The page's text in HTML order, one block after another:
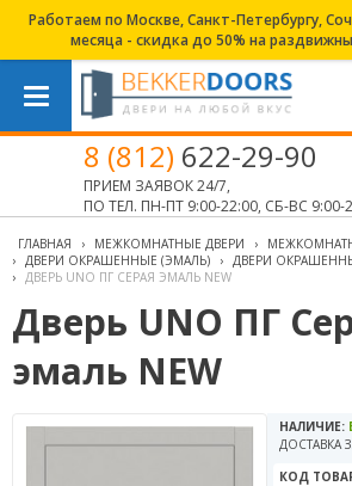
Работаем по Москве, Санкт-Петербургу,
месяца - скидка до 50% на
8 (812) 622-29-90
ПРИЕМ ЗАЯВОК 24/7,
ПО ТЕЛ. ПН-ПТ 9:00-22:00, СБ-ВС 9:00-
ГЛАВНАЯ › МЕЖКОМНАТНЫЕ ДВЕРИ ›
› ДВЕРИ ОКРАШЕННЫЕ (ЭМАЛЬ) › ДВЕРИ
› ДВЕРЬ UNO ПГ СЕРАЯ ЭМАЛЬ NEW
Дверь UNO ПГ
эмаль NEW
НАЛИЧИЕ:
ДОСТАВКА
КОД